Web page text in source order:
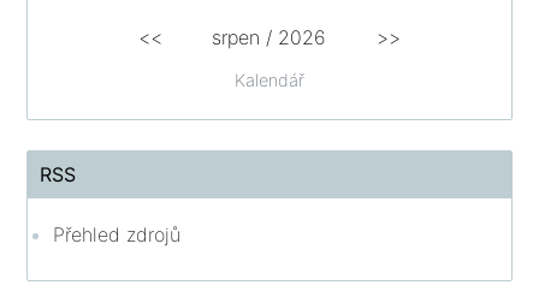
Kalendář
<< srpen / 2026 >>
RSS
Přehled zdrojů